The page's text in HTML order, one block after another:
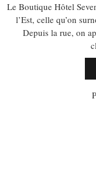
Le Boutique Hôtel
l’Est, celle qu’on
Depuis la rue, on